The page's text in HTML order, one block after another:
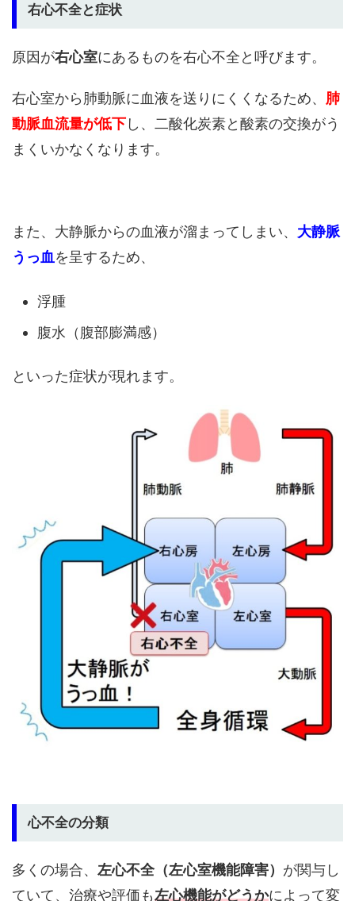
右心不全と症状
原因が右心室にあるものを右心不全と呼びます。
右心室から肺動脈に血液を送りにくくなるため、 肺
動脈血流量が低下し、二酸化炭素と酸素の交換がう
まくいかなくなります。
また、大静脈からの血液が溜まってしまい、 大静脈
うっ血を呈するため、
浮腫
腹水（腹部膨満感）
といった症状が現れます。
心不全の分類
多くの場合、 左心不全（左心室機能障害） が関与し
ていて、治療や評価も左心機能がどうかによって変